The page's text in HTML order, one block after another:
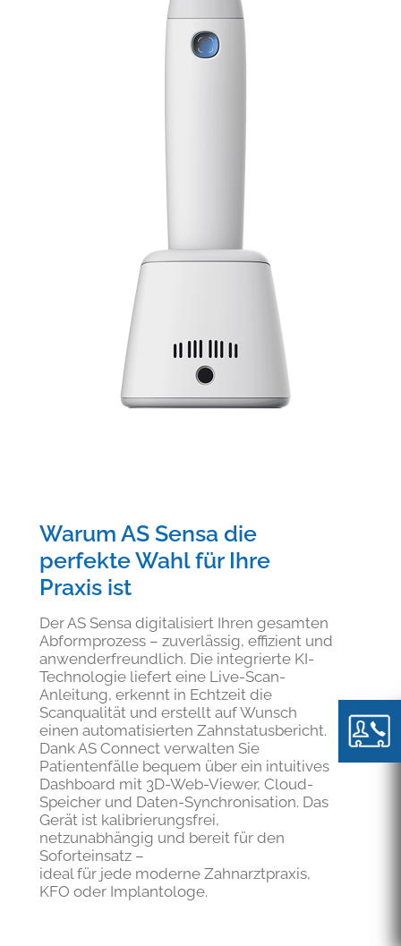
Warum AS Sensa die
perfekte Wahl für Ihre
Praxis ist
Der AS Sensa digitalisiert Ihren gesamten
Abformprozess – zuverlässig, effizient und
anwenderfreundlich. Die integrierte KI-
Technologie liefert eine Live-Scan-
Anleitung, erkennt in Echtzeit die
Scanqualität und erstellt auf Wunsch
einen automatisierten Zahnstatusbericht.
Dank AS Connect verwalten Sie
Patientenfälle bequem über ein intuitives
Dashboard mit 3D-Web-Viewer, Cloud-
Speicher und Daten-Synchronisation. Das
Gerät ist kalibrierungsfrei,
netzunabhängig und bereit für den
Soforteinsatz –
ideal für jede moderne Zahnarztpraxis,
KFO oder Implantologe.